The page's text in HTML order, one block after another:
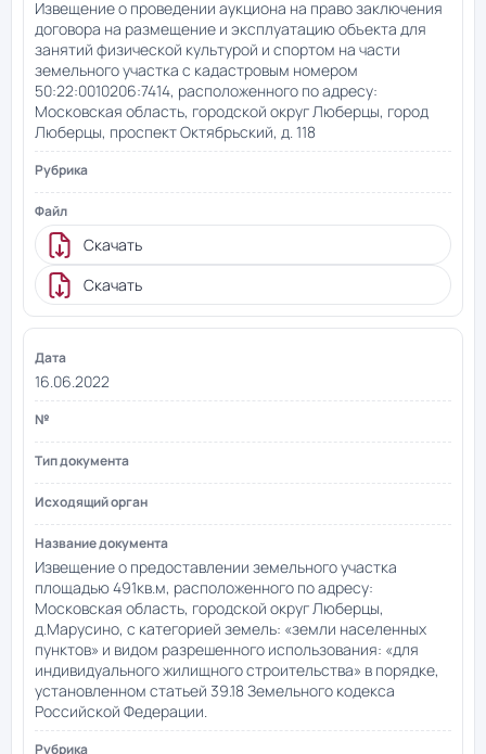
Извещение о проведении аукциона на право заключения
договора на размещение и эксплуатацию объекта для
занятий физической культурой и спортом на части
земельного участка с кадастровым номером
50:22:0010206:7414, расположенного по адресу:
Московская область, городской округ Люберцы, город
Люберцы, проспект Октябрьский, д. 118
Скачать
Скачать
16.06.2022
Извещение о предоставлении земельного участка
площадью 491кв.м, расположенного по адресу:
Московская область, городской округ Люберцы,
д.Марусино, с категорией земель: «земли населенных
пунктов» и видом разрешенного использования: «для
индивидуального жилищного строительства» в порядке,
установленном статьей 39.18 Земельного кодекса
Российской Федерации.